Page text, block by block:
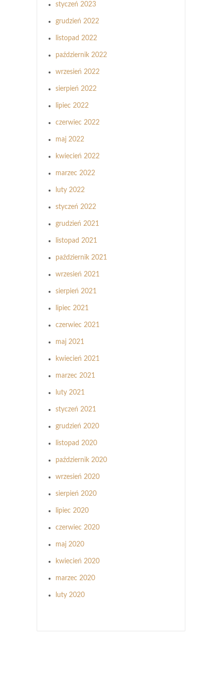
styczeń 2023
grudzień 2022
listopad 2022
październik 2022
wrzesień 2022
sierpień 2022
lipiec 2022
czerwiec 2022
maj 2022
kwiecień 2022
marzec 2022
luty 2022
styczeń 2022
grudzień 2021
listopad 2021
październik 2021
wrzesień 2021
sierpień 2021
lipiec 2021
czerwiec 2021
maj 2021
kwiecień 2021
marzec 2021
luty 2021
styczeń 2021
grudzień 2020
listopad 2020
październik 2020
wrzesień 2020
sierpień 2020
lipiec 2020
czerwiec 2020
maj 2020
kwiecień 2020
marzec 2020
luty 2020